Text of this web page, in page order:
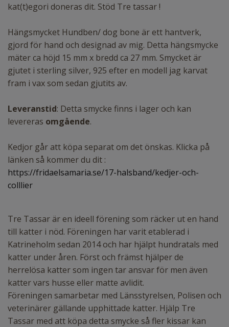
kat(t)egori doneras dit. Stöd Tre tassar !
Hängsmycket Hundben/ dog bone är ett hantverk,
gjord för hand och designad av mig. Detta hängsmycke
mäter ca höjd 15 mm x bredd ca 27 mm. Smycket är
gjutet i sterling silver, 925 efter en modell jag karvat
fram i vax som sedan gjutits av.
Leveranstid: Detta smycke finns i lager och kan
levereras omgående.
Kedjor går att köpa separat om det önskas. Klicka på
länken så kommer du dit :
https://fridaelsamaria.se/17-halsband/kedjer-och-
colllier
Tre Tassar är en ideell förening som räcker ut en hand
till katter i nöd. Föreningen har varit etablerad i
Katrineholm sedan 2014 och har hjälpt hundratals med
katter under åren. Först och främst hjälper de
herrelösa katter som ingen tar ansvar för men även
katter vars husse eller matte avlidit.
Föreningen samarbetar med Länsstyrelsen, Polisen och
veterinärer gällande upphittade katter. Hjälp Tre
Tassar med att köpa detta smycke så fler kissar kan